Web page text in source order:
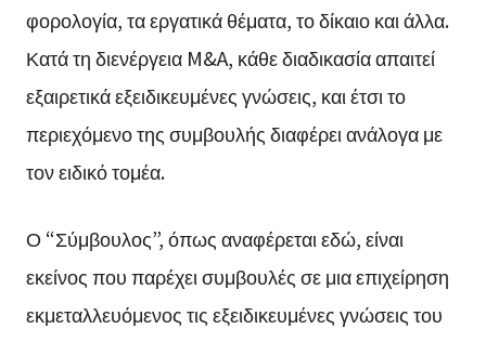
φορολογία, τα εργατικά θέματα, το δίκαιο και άλλα.
Κατά τη διενέργεια M&A, κάθε διαδικασία απαιτεί
εξαιρετικά εξειδικευμένες γνώσεις, και έτσι το
περιεχόμενο της συμβουλής διαφέρει ανάλογα με
τον ειδικό τομέα.
Ο “Σύμβουλος”, όπως αναφέρεται εδώ, είναι
εκείνος που παρέχει συμβουλές σε μια επιχείρηση
εκμεταλλευόμενος τις εξειδικευμένες γνώσεις του